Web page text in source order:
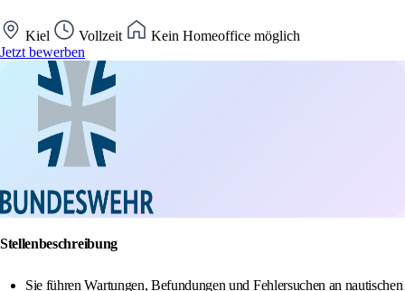
Kiel Vollzeit
Kein Homeoffice möglich
Jetzt bewerben
Stellenbeschreibung
Sie führen Wartungen, Befundungen und Fehlersuchen an nautischen